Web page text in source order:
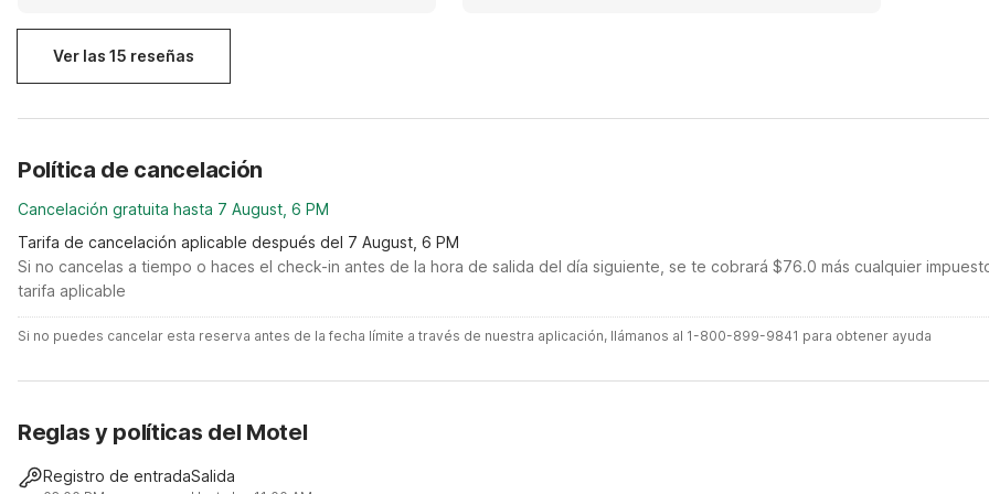
Ver las 15 reseñas
Política de cancelación
Cancelación gratuita hasta 7 August, 6 PM
Tarifa de cancelación aplicable después del 7 August, 6 PM
Si no cancelas a tiempo o haces el check-in antes de la hora de salida del día siguiente, se te cobrará $76.0 más cualquier
tarifa aplicable
Si no puedes cancelar esta reserva antes de la fecha límite a través de nuestra aplicación, llámanos al 1-800-899-9841 para obtener ayuda
Reglas y políticas del Motel
Registro de entradaSalida